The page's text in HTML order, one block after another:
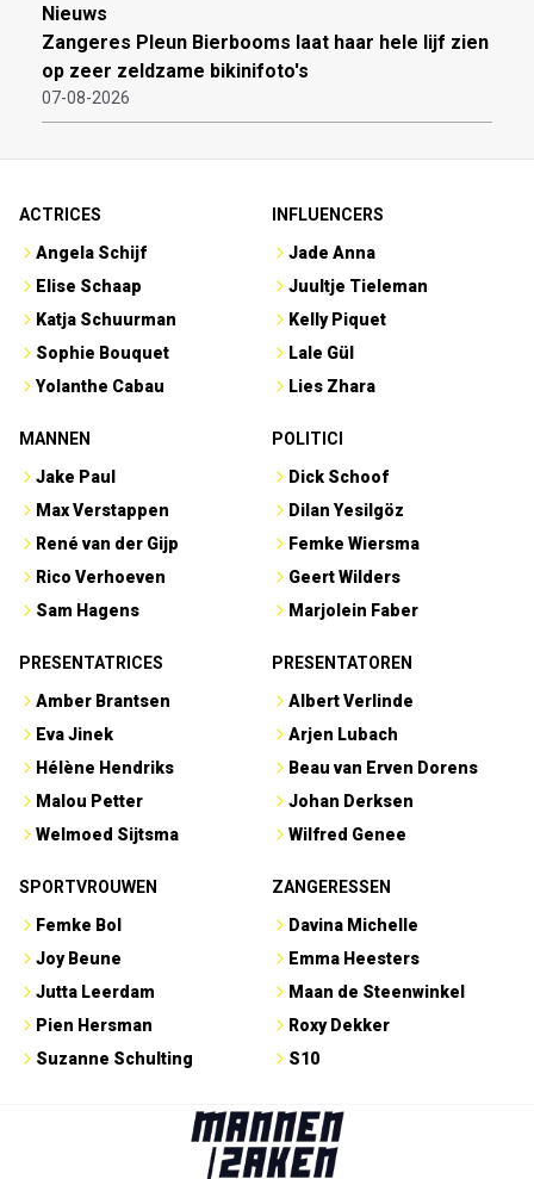
Nieuws
Zangeres Pleun Bierbooms laat haar hele lijf zien
op zeer zeldzame bikinifoto's
07-08-2026
ACTRICES
Angela Schijf
Elise Schaap
Katja Schuurman
Sophie Bouquet
Yolanthe Cabau
INFLUENCERS
Jade Anna
Juultje Tieleman
Kelly Piquet
Lale Gül
Lies Zhara
MANNEN
Jake Paul
Max Verstappen
René van der Gijp
Rico Verhoeven
Sam Hagens
POLITICI
Dick Schoof
Dilan Yesilgöz
Femke Wiersma
Geert Wilders
Marjolein Faber
PRESENTATRICES
Amber Brantsen
Eva Jinek
Hélène Hendriks
Malou Petter
Welmoed Sijtsma
PRESENTATOREN
Albert Verlinde
Arjen Lubach
Beau van Erven Dorens
Johan Derksen
Wilfred Genee
SPORTVROUWEN
Femke Bol
Joy Beune
Jutta Leerdam
Pien Hersman
Suzanne Schulting
ZANGERESSEN
Davina Michelle
Emma Heesters
Maan de Steenwinkel
Roxy Dekker
S10